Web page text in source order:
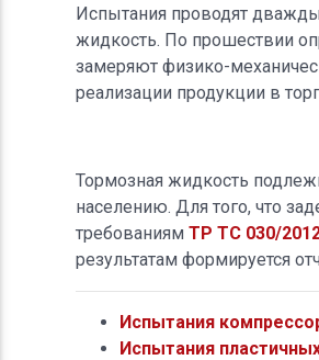
Испытания проводят
жидкость. По прошествии
замеряют физико-
реализации продукции в
Тормозная жидкость
населению. Для того, что
требованиям ТР ТС 030/
результатам формируется
Испытания
Испытания